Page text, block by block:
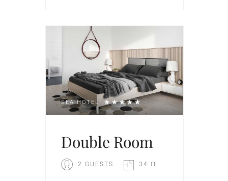
SEA HOTEL
Double Room
2 GUESTS 34 ft